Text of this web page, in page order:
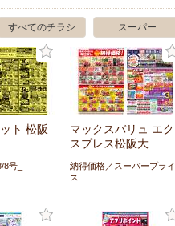
スーパー
すべてのチラシ
ト 松阪
号_
マックスバリュ エク
スプレス松阪大…
納得価格／スーパープライ
ス